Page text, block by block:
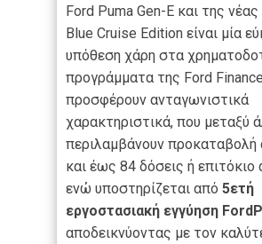
Ford Puma Gen-E και της
Blue Cruise Edition είναι μία
υπόθεση χάρη στα
προγράμματα της Ford
προσφέρουν ανταγωνιστικά
χαρακτηριστικά, που μεταξύ
περιλαμβάνουν προκαταβολή
και έως 84 δόσεις ή επιτόκιο
ενώ υποστηρίζεται από 5ετή
εργοστασιακή εγγύηση
αποδεικνύοντας με τον